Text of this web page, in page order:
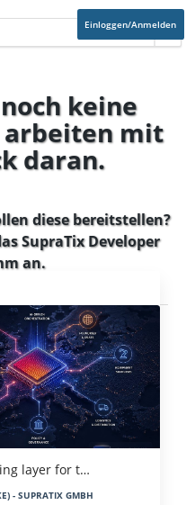
Einloggen/Anmelden
keine
arbeiten mit
daran.
diese bereitstellen?
SupraTix Developer
an.
layer for t…
- SUPRATIX GMBH